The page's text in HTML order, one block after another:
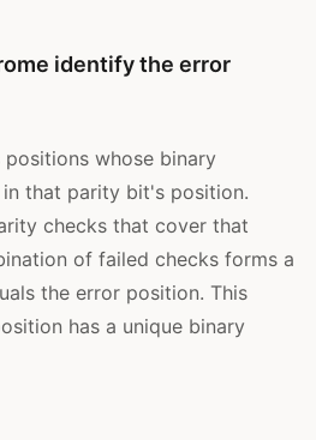
identify the error
whose binary
in that parity bit's position.
checks that cover that
of failed checks forms a
the error position. This
has a unique binary